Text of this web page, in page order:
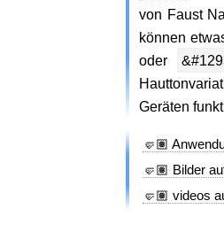
von Faust
können
oder
Geräten
🤛🏽
🤛🏽 Bilder
🤛🏽 videos